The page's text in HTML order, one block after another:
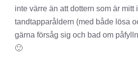
inte värre än att dottern som är mitt
tandtapparåldern (med både lösa
gärna försåg sig och bad om
🙂